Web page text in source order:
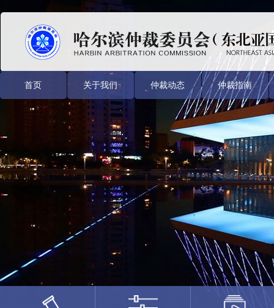
首页 关于我们 仲裁动态 仲裁指南
<